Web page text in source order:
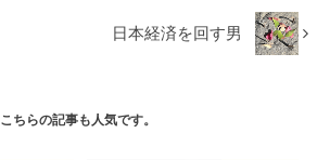
日本経済を回す男
こちらの記事も人気です。